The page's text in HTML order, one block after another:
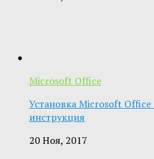
Microsoft Office
Установка Microsoft
инструкция
20 Ноя, 2017